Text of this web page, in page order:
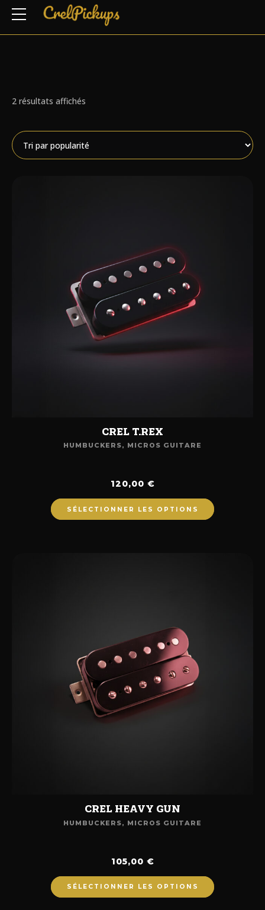
2 résultats affichés
note
CREL T.REX
HUMBUCKERS, MICROS GUITARE
120,00 €
SÉLECTIONNER LES OPTIONS
CREL HEAVY GUN
HUMBUCKERS, MICROS GUITARE
105,00 €
SÉLECTIONNER LES OPTIONS